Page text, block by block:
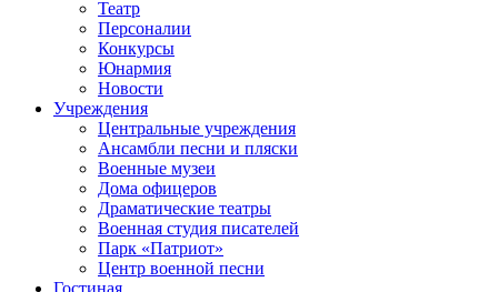
Театр
Персоналии
Конкурсы
Юнармия
Новости
Учреждения
Центральные учреждения
Ансамбли песни и пляски
Военные музеи
Дома офицеров
Драматические театры
Военная студия писателей
Парк «Патриот»
Центр военной песни
Гостиная